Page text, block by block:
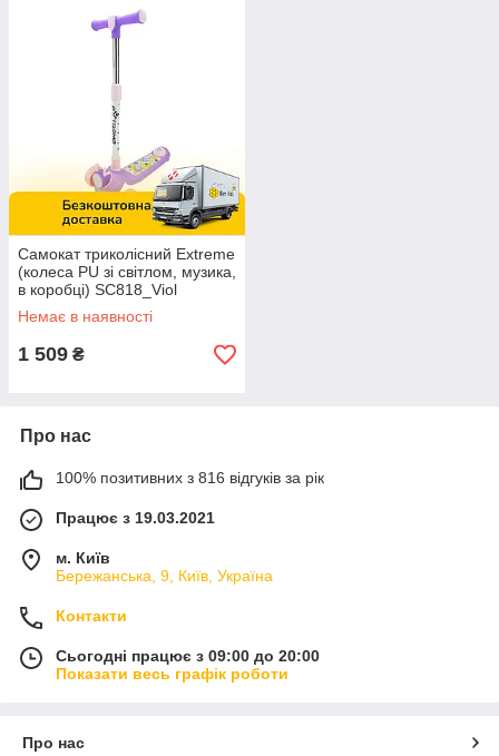
Самокат триколісний Extreme
(колеса PU зі світлом, музика,
в коробці) SC818_Viol
Фіолетовий
Немає в наявності
1 509 ₴
Про нас
100% позитивних з 816 відгуків за рік
Працює з 19.03.2021
м. Київ
Бережанська, 9, Київ, Україна
Контакти
Сьогодні працює з 09:00 до 20:00
Показати весь графік роботи
Про нас